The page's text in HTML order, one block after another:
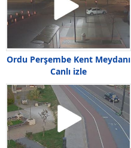
Ordu Perşembe Kent Meydanı
Canlı izle